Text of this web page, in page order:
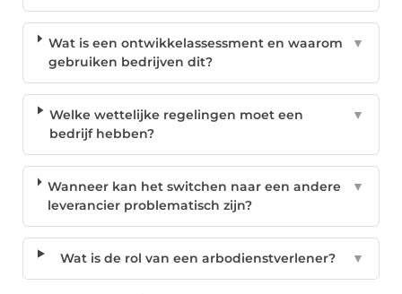
Wat is een ontwikkelassessment en waarom
gebruiken bedrijven dit?
▼
Welke wettelijke regelingen moet een
bedrijf hebben?
▼
Wanneer kan het switchen naar een andere
leverancier problematisch zijn?
▼
Wat is de rol van een arbodienstverlener? ▼